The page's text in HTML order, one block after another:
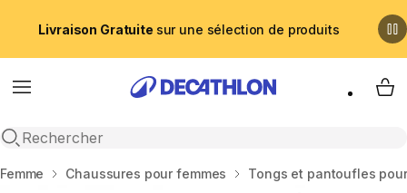
Livraison Gratuite sur une sélection de produits
Menu
Recherche ouverte
My
Accueil
Femme Chaussures pour femmes Tongs et pantoufles